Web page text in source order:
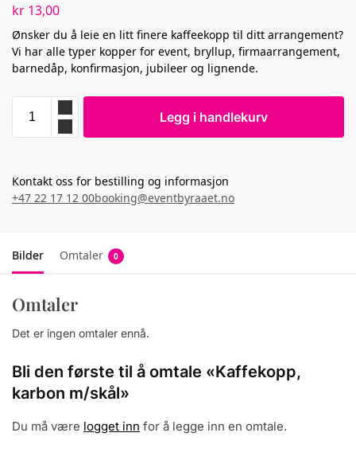
kr 13,00
Ønsker du å leie en litt finere kaffeekopp til ditt arrangement?
Vi har alle typer kopper for event, bryllup, firmaarrangement,
barnedåp, konfirmasjon, jubileer og lignende.
Legg i handlekurv
Kontakt oss for bestilling og informasjon
+47 22 17 12 00booking@eventbyraaet.no
Bilder Omtaler 0
Omtaler
Det er ingen omtaler ennå.
Bli den første til å omtale «Kaffekopp,
karbon m/skål»
Du må være logget inn for å legge inn en omtale.